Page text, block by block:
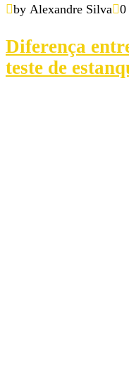
by Alexandre Silva 0
Diferença
teste de